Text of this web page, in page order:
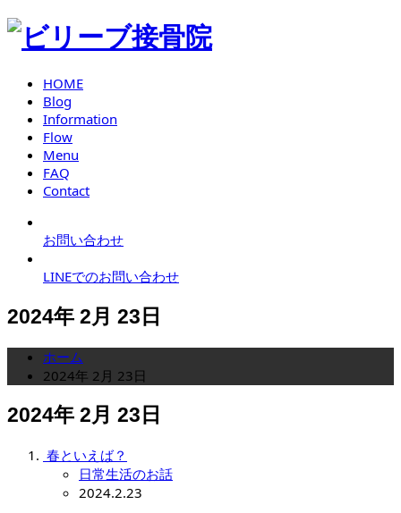
HOME
Blog
Information
Flow
Menu
FAQ
Contact
お問い合わせ
LINEでのお問い合わせ
2024年 2月 23日
ホーム
2024年 2月 23日
2024年 2月 23日
春といえば？
日常生活のお話
2024.2.23